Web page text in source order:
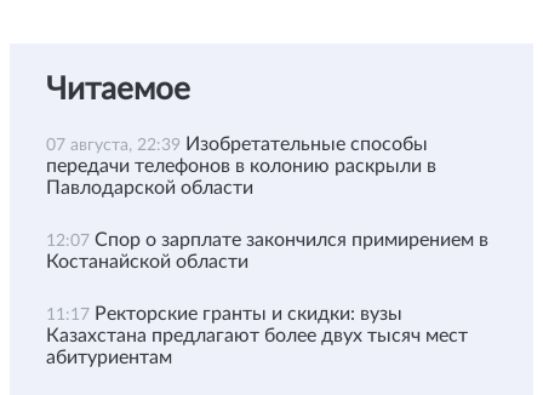
Читаемое
07 августа, 22:39 Изобретательные способы
передачи телефонов в колонию раскрыли в
Павлодарской области
12:07 Спор о зарплате закончился примирением в
Костанайской области
11:17 Ректорские гранты и скидки: вузы
Казахстана предлагают более двух тысяч мест
абитуриентам